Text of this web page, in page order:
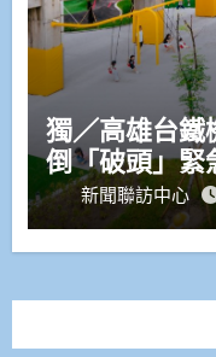
獨／高雄台鐵
倒「破頭」緊
新聞聯訪中心